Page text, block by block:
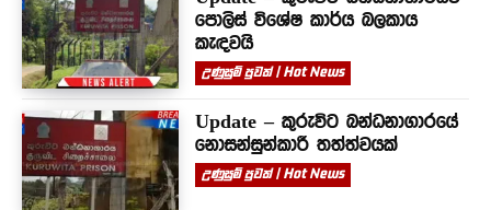
පොලිස් විශේෂ කාර්ය බලකාය
කැඳවයි
උණුසුම් පුවත් | Hot News
Update – කුරුවිට බන්ධනාගාරයේ
නොසන්සුන්කාරී තත්ත්වයක්
උණුසුම් පුවත් | Hot News